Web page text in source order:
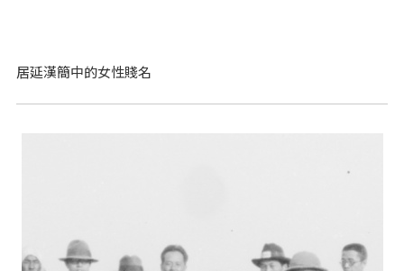
居延漢簡中的女性賤名